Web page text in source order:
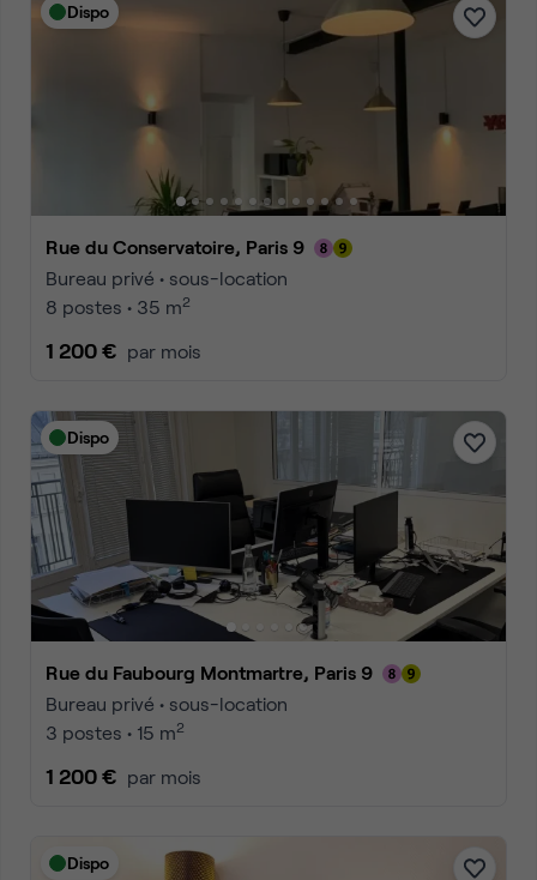
Dispo
Rue du Conservatoire, Paris 9
Bureau privé • sous-location
8 postes • 35 m2
1 200 € par mois
Dispo
Rue du Faubourg Montmartre, Paris 9
Bureau privé • sous-location
3 postes • 15 m2
1 200 € par mois
Dispo